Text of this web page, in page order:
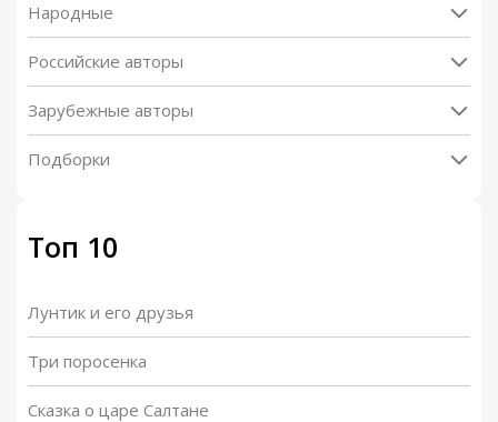
Народные
Российские авторы
Зарубежные авторы
Подборки
Топ 10
Лунтик и его друзья
Три поросенка
Сказка о царе Салтане